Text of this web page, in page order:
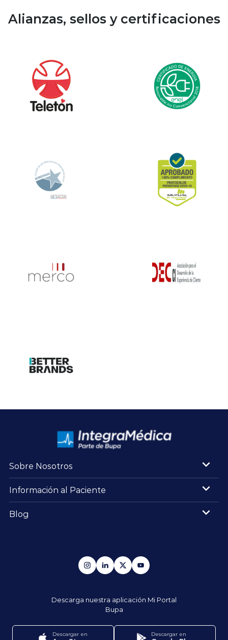
Alianzas, sellos y certificaciones
Sobre Nosotros
Información al Paciente
Blog
Descarga nuestra aplicación Mi Portal
Bupa
Descargar en Descargar en